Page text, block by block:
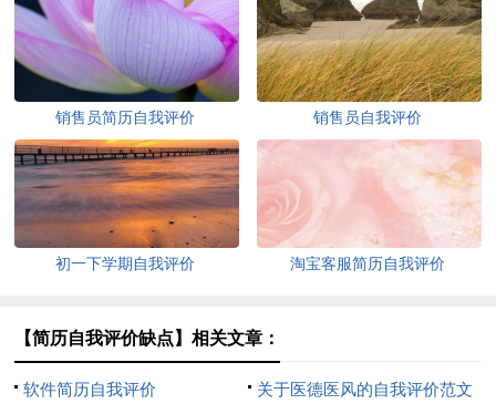
销售员简历自我评价 销售员自我评价
初一下学期自我评价 淘宝客服简历自我评价
【简历自我评价缺点】相关文章：
软件简历自我评价 关于医德医风的自我评价范文